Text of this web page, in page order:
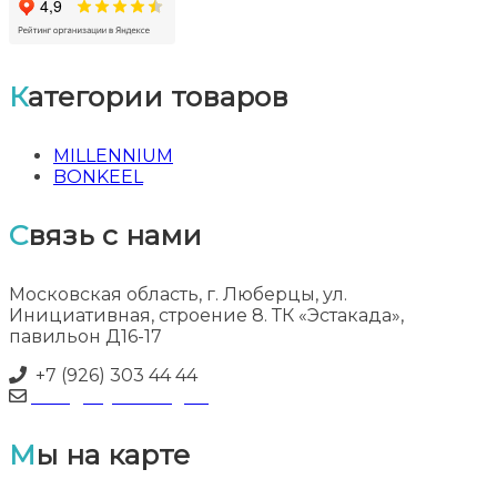
Категории товаров
MILLENNIUM
BONKEEL
Связь с нами
Московская область, г. Люберцы, ул.
Инициативная, строение 8. ТК «Эстакада»,
павильон Д16-17
+7 (926) 303 44 44
Мы на карте